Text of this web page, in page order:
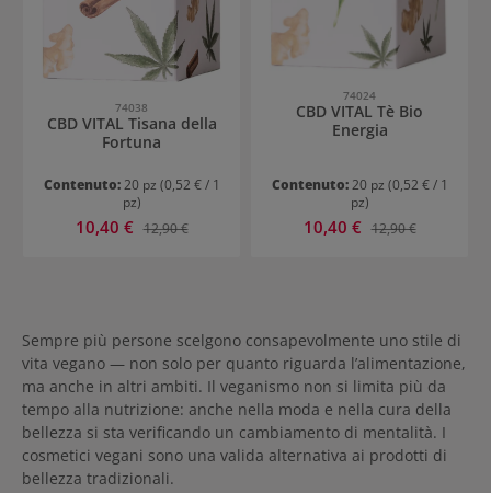
74038
CBD VITAL Tisana della
Fortuna
Contenuto:20 pz (0,52 € / 1
pz)
Prezzo di vendita:
10,40 € Prezzo normale:
12,90 €
74024
CBD VITAL Tè Bio
Energia
Contenuto:20 pz (0,52 € / 1
pz)
Prezzo di vendita:
10,40 € Prezzo normale:
12,90 €
Sempre più persone scelgono consapevolmente uno stile di
vita vegano — non solo per quanto riguarda l’alimentazione,
ma anche in altri ambiti. Il veganismo non si limita più da
tempo alla nutrizione: anche nella moda e nella cura della
bellezza si sta verificando un cambiamento di mentalità. I
cosmetici vegani sono una valida alternativa ai prodotti di
bellezza tradizionali.